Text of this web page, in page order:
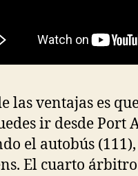
las ventajas es
ir desde Port
el autobús
El cuarto